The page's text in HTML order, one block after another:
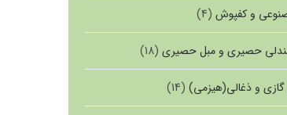
و کفپوش (4)
حصیری و مبل حصیری (18)
و ذغالی(هیزمی) (14)